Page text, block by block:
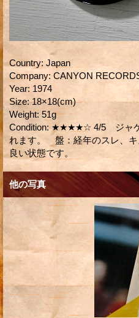
Country: Japan
Company: CANYON
Year: 1974
Size: 18×18(cm)
Weight: 51g
Condition: ★★★★☆ 4/5 ジャケ
れます。 盤：経年のスレ、キ
良い状態です。
他の写真